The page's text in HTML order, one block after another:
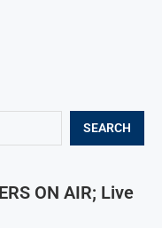
SEARCH
ON AIR; Live